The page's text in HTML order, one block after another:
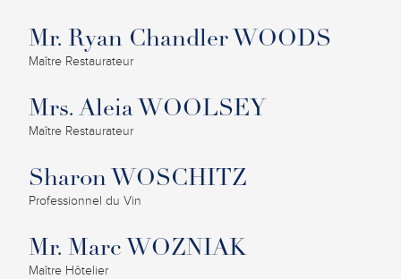
Mr. Ryan Chandler WOODS
Maître Restaurateur
Mrs. Aleia WOOLSEY
Maître Restaurateur
Sharon WOSCHITZ
Professionnel du Vin
Mr. Marc WOZNIAK
Maître Hôtelier